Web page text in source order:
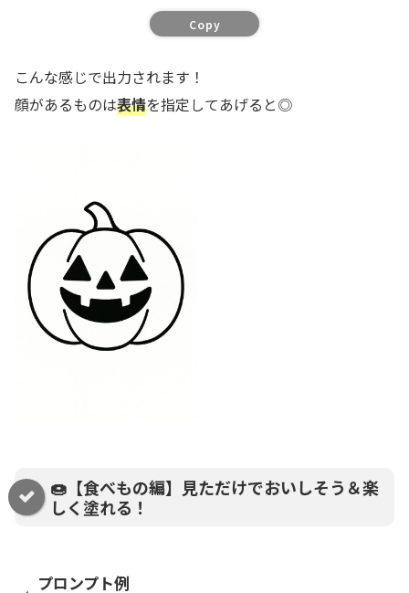
Copy
こんな感じで出力されます！
顔があるものは表情を指定してあげると◎
🍩【食べもの編】見ただけでおいしそう＆楽
しく塗れる！
プロンプト例